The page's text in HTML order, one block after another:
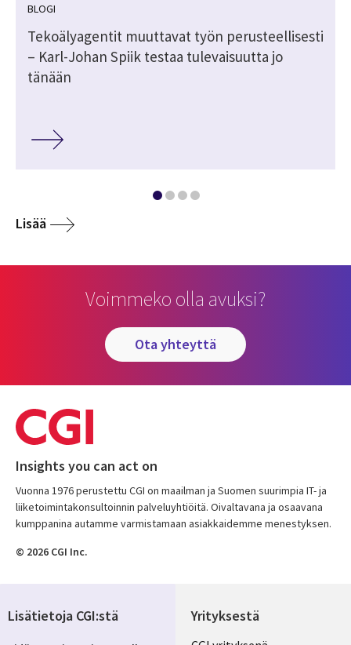
BLOGI
Tekoälyagentit muuttavat työn perusteellisesti
– Karl-Johan Spiik testaa tulevaisuutta jo
tänään
Lisää
Voimmeko olla avuksi?
ota yhteyttä
Insights you can act on
Vuonna 1976 perustettu CGI on maailman ja Suomen suurimpia IT- ja
liiketoimintakonsultoinnin palveluyhtiöitä. Oivaltavana ja osaavana
kumppanina autamme varmistamaan asiakkaidemme menestyksen.
© 2026 CGI Inc.
Yrityksestä
Lisätietoja CGI:stä